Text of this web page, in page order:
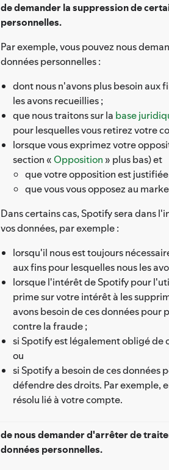
de demander la suppression de
personnelles.
Par exemple, vous pouvez nous
données personnelles :
dont nous n'avons plus besoin aux
les avons recueillies ;
que nous traitons sur la base
pour lesquelles vous retirez votre
lorsque vous exprimez votre
section «Opposition » plus bas) et
que votre opposition est
que vous vous opposez au
Dans certains cas, Spotify sera dans
vos données, par exemple :
lorsqu'il nous est toujours
aux fins pour lesquelles nous les
lorsque l'intérêt de Spotify pour
prime sur votre intérêt à les
avons besoin de ces données pour
contre la fraude ;
si Spotify est légalement obligé de
ou
si Spotify a besoin de ces données
défendre des droits. Par exemple,
résolu lié à votre compte.
de nous demander d'arrêter de
données personnelles.